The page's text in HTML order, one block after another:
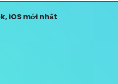
iOS mới nhất